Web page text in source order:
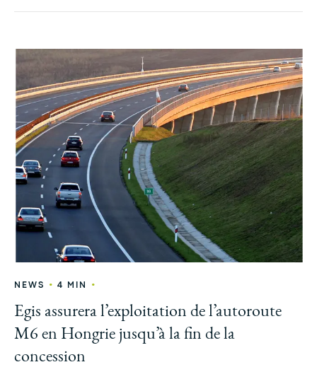
NEWS • 4 MIN •
Egis assurera l’exploitation de l’autoroute
M6 en Hongrie jusqu’à la fin de la
concession